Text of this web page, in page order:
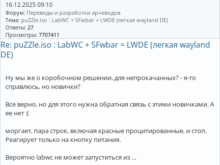
16.12.2025 09:10
Форум: Переводы и разработки арчеводов
Тема: puZZle.iso : LabWC + SFwbar = LWDE (легкая wayland DE)
Ответы: 27
Просмотры: 7707411
Re: puZZle.iso : LabWC + SFwbar = LWDE (легкая wayland
DE)
Ну мы же о коробочном решении, для непрокачанных? - я-то
справлюсь, но новички?
Все верно, но для этого нужна обратная связь с этими новичками. А
ее нет :(
моргает, пара строк, включая красные процитированные, и стоп.
Реагирует только на кнопку питания.
Вероятно labwc не может запуститься из ...